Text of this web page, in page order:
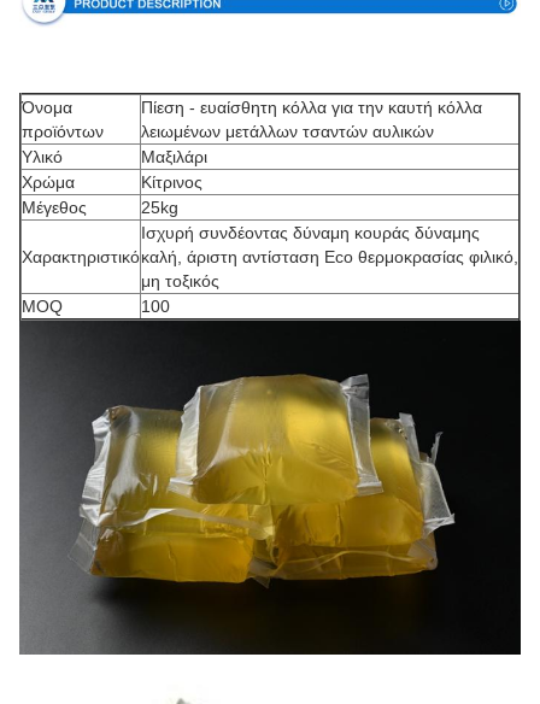
Όνομα
προϊόντων
Πίεση - ευαίσθητη κόλλα για την καυτή κόλλα
λειωμένων μετάλλων τσαντών αυλικών
Υλικό
Μαξιλάρι
Χρώμα
Κίτρινος
Μέγεθος
25kg
Χαρακτηριστικό
Ισχυρή συνδέοντας δύναμη κουράς δύναμης
καλή, άριστη αντίσταση Eco θερμοκρασίας φιλικό,
μη τοξικός
MOQ
100